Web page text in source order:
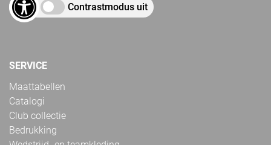
Contrastmodus uit
SERVICE
Maattabellen
Catalogi
Club collectie
Bedrukking